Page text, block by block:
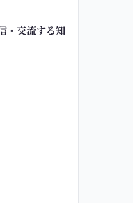
・交流する知